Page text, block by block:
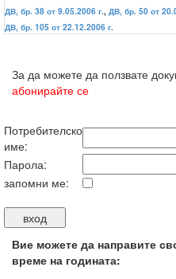
ДВ, бр. 38 от 9.05.2006 г., ДВ, бр. 50 от
ДВ, бр. 105 от 22.12.2006 г.
За да можете да ползвате
абонирайте се
Потребителско
име:
Парола:
запомни ме:
Вие можете да направите
време на годината: